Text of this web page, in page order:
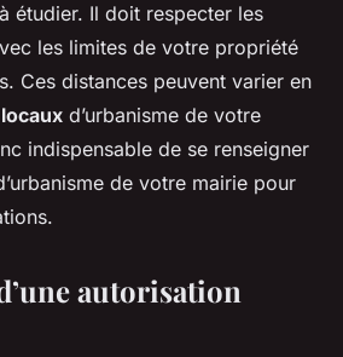
étudier. Il doit respecter les
les limites de votre propriété
Ces distances peuvent varier en
d’urbanisme de votre
indispensable de se renseigner
de votre mairie pour
autorisation